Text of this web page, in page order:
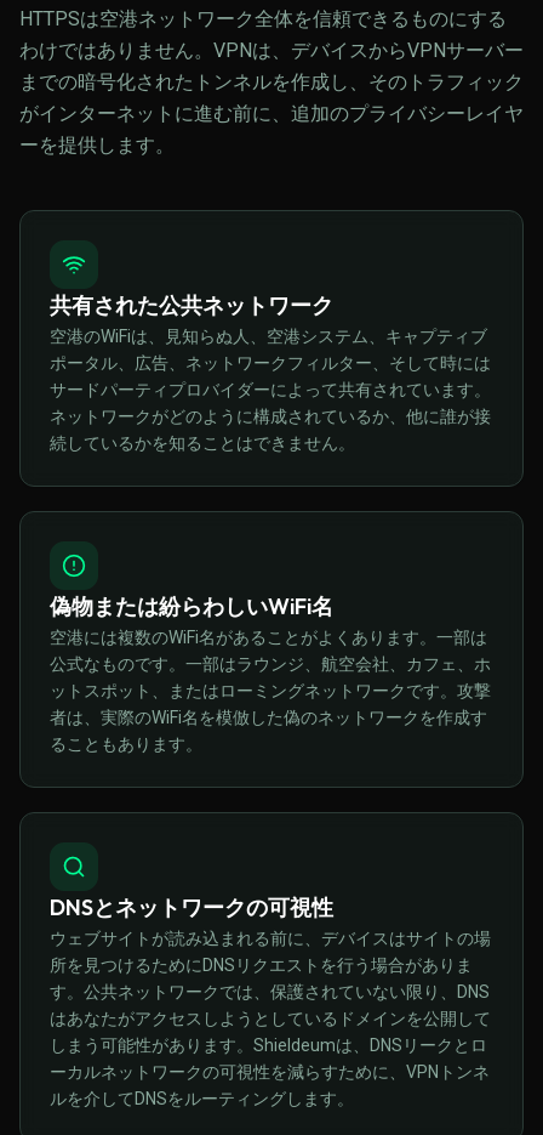
HTTPSは空港ネットワーク全体を信頼できるものにする
わけではありません。VPNは、デバイスからVPNサーバー
までの暗号化されたトンネルを作成し、そのトラフィック
がインターネットに進む前に、追加のプライバシーレイヤ
ーを提供します。
共有された公共ネットワーク
空港のWiFiは、見知らぬ人、空港システム、キャプティブ
ポータル、広告、ネットワークフィルター、そして時には
サードパーティプロバイダーによって共有されています。
ネットワークがどのように構成されているか、他に誰が接
続しているかを知ることはできません。
偽物または紛らわしいWiFi名
空港には複数のWiFi名があることがよくあります。一部は
公式なものです。一部はラウンジ、航空会社、カフェ、ホ
ットスポット、またはローミングネットワークです。攻撃
者は、実際のWiFi名を模倣した偽のネットワークを作成す
ることもあります。
DNSとネットワークの可視性
ウェブサイトが読み込まれる前に、デバイスはサイトの場
所を見つけるためにDNSリクエストを行う場合がありま
す。公共ネットワークでは、保護されていない限り、DNS
はあなたがアクセスしようとしているドメインを公開して
しまう可能性があります。Shieldeumは、DNSリークとロ
ーカルネットワークの可視性を減らすために、VPNトンネ
ルを介してDNSをルーティングします。